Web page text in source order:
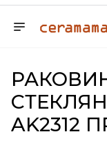
AK2312